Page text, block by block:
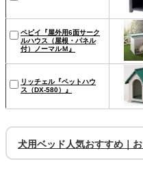
ペピイ『屋外用6面サーク
ルハウス（屋根・パネル
付）ノーマルＭ』
リッチェル『ペットハウ
ス（DX-580）』
犬用ベッド人気おすすめ｜